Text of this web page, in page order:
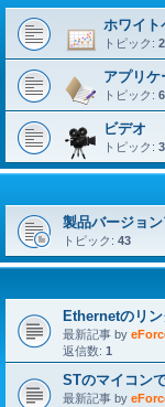
ホワイト
トピック: 2
アプリケ
トピック: 6
ビデオ
トピック: 3
製品バージョ
トピック: 43
Ethernetのリ
最新記事 by
返信数: 1
STのマイコン
最新記事 by